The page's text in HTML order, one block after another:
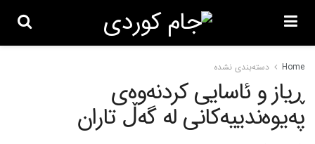
Home دسته‌بندی نشده
ڕیاز و ئاسایی کردنه‌وه‌ی
په‌یوه‌ندییه‌کانی له‌ گه‌ڵ تاران